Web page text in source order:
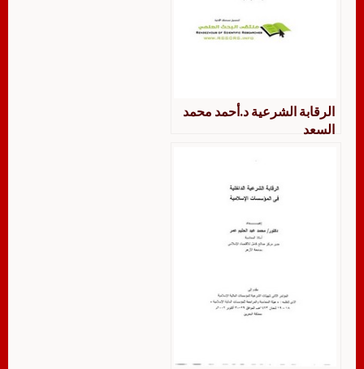
الرقابة الشرعية د.أحمد محمد
السعد